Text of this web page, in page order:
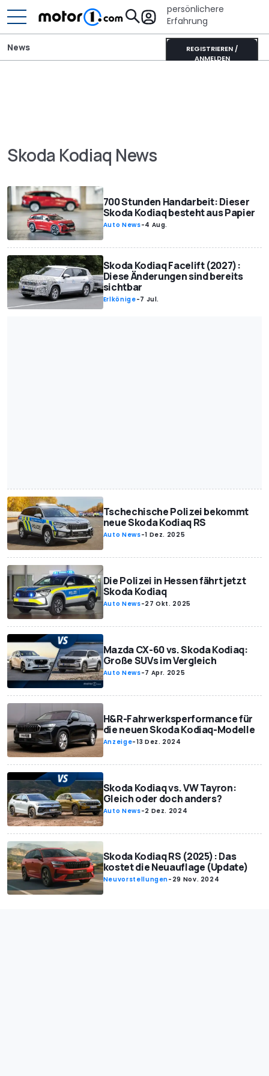
persönlichere
Erfahrung
REGISTRIEREN /
ANMELDEN
News
Skoda Kodiaq News
700 Stunden Handarbeit: Dieser
Skoda Kodiaq besteht aus Papier
Auto News-4 Aug.
Skoda Kodiaq Facelift (2027):
Diese Änderungen sind bereits
sichtbar
Erlkönige-7 Jul.
Tschechische Polizei bekommt
neue Skoda Kodiaq RS
Auto News-1 Dez. 2025
Die Polizei in Hessen fährt jetzt
Skoda Kodiaq
Auto News-27 Okt. 2025
Mazda CX-60 vs. Skoda Kodiaq:
Große SUVs im Vergleich
Auto News-7 Apr. 2025
H&R-Fahrwerksperformance für
die neuen Skoda Kodiaq-Modelle
Anzeige-13 Dez. 2024
Skoda Kodiaq vs. VW Tayron:
Gleich oder doch anders?
Auto News-2 Dez. 2024
Skoda Kodiaq RS (2025): Das
kostet die Neuauflage (Update)
Neuvorstellungen- 29 Nov. 2024